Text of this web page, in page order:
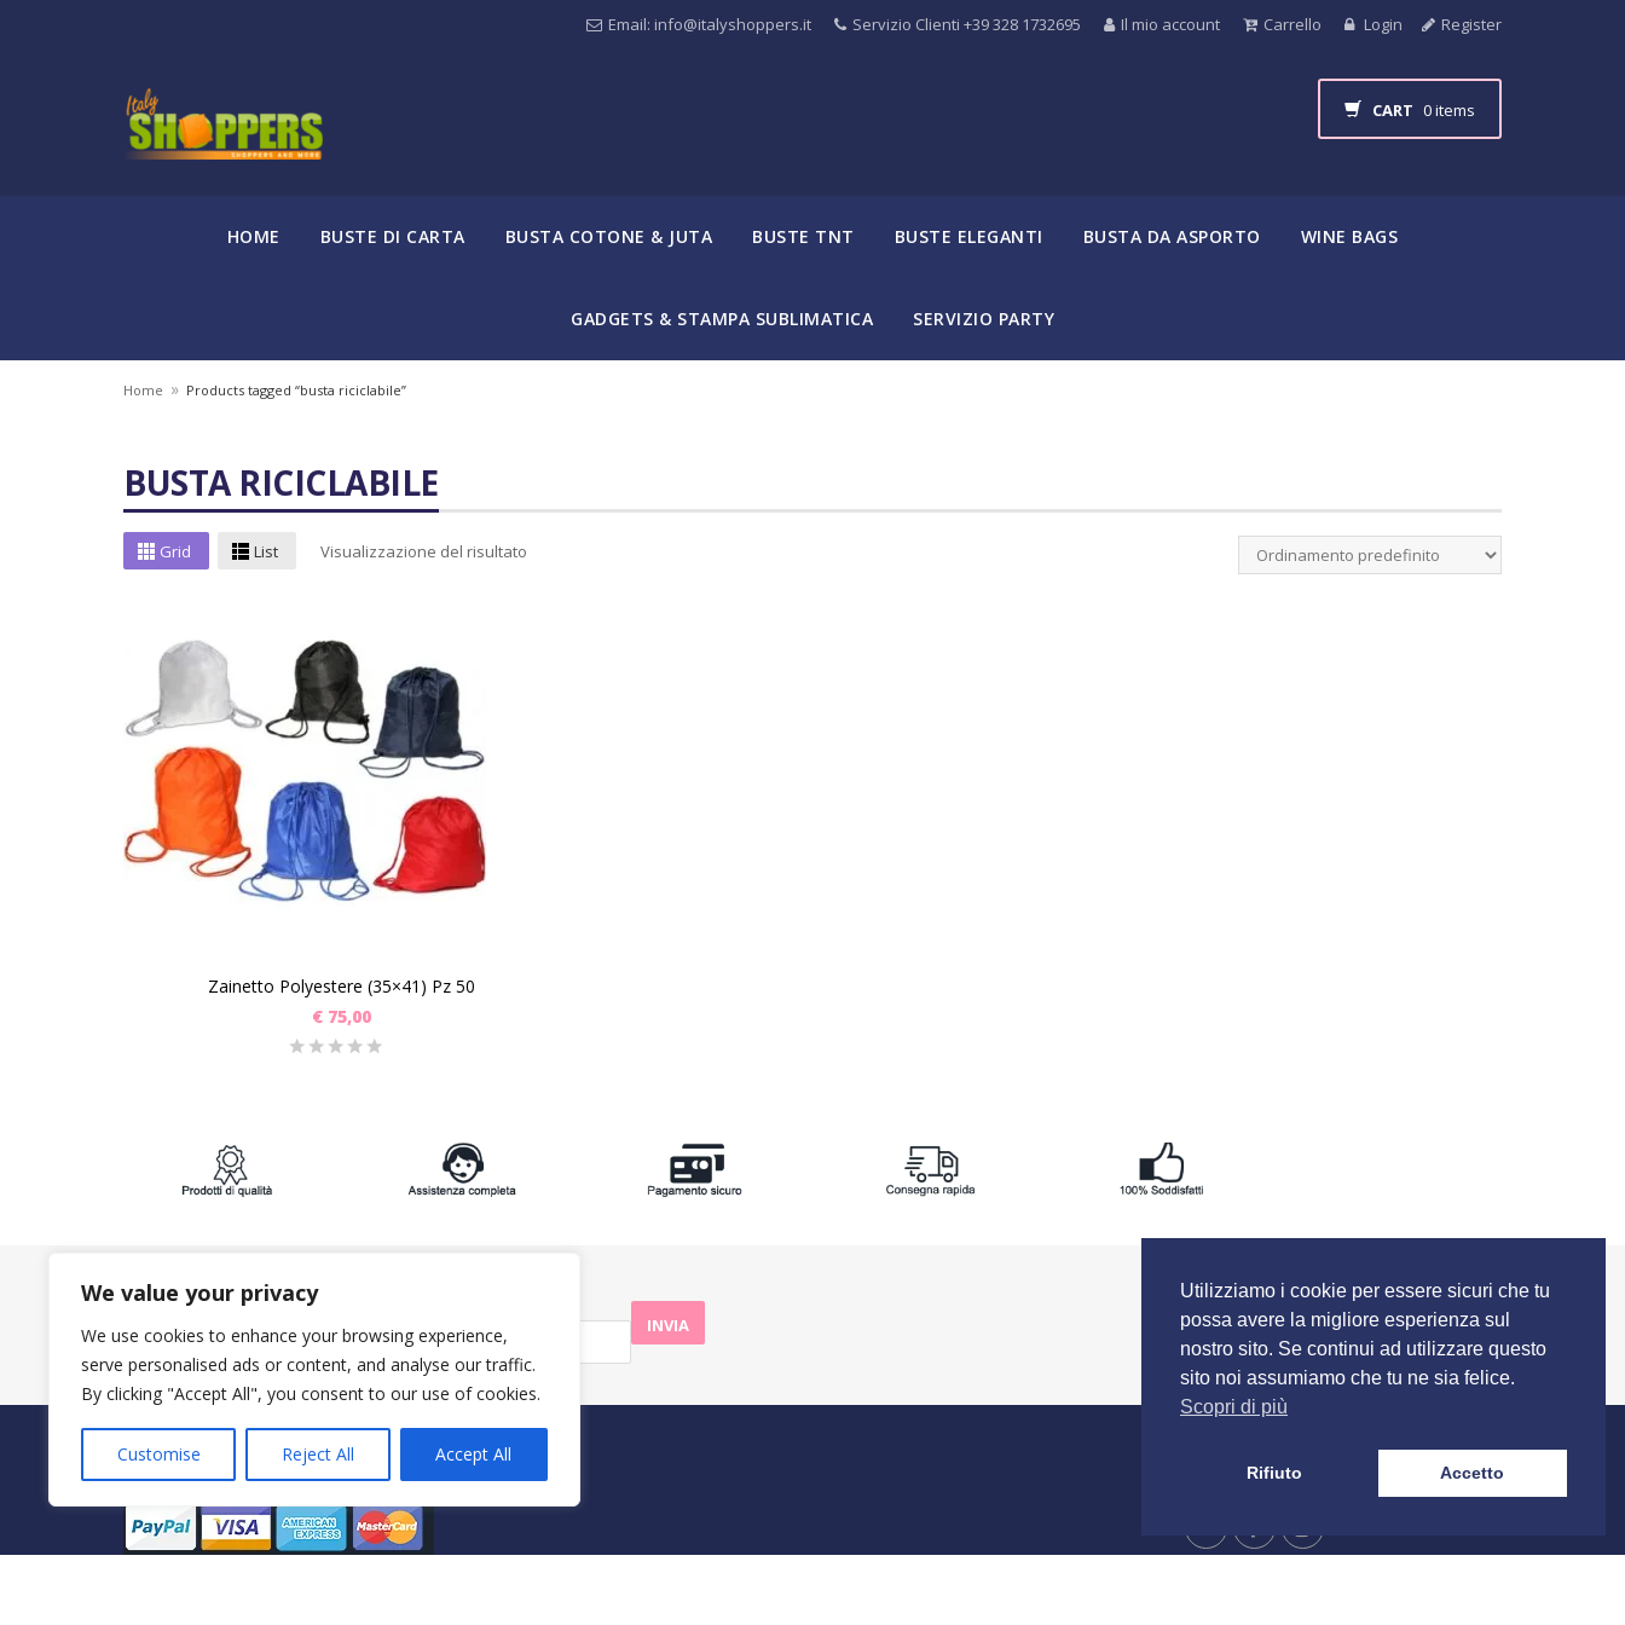
We value your privacy
We use cookies to enhance your browsing experience,
serve personalised ads or content, and analyse our traffic.
By clicking "Accept All", you consent to our use of cookies.
Customise Reject All Accept All
Email: info@italyshoppers.it Servizio Clienti +39 328 1732695 Il mio account Carrello Login Register
CART 0 items
HOME BUSTE DI CARTA BUSTA COTONE & JUTA BUSTE TNT BUSTE ELEGANTI BUSTA DA ASPORTO WINE BAGS
GADGETS & STAMPA SUBLIMATICA SERVIZIO PARTY
Home » Products tagged “busta riciclabile”
BUSTA RICICLABILE
Grid List Visualizzazione del risultato
Zainetto Polyestere (35×41) Pz 50
€75,00
ISCRIVITI ALLA NEWSLETTER:
PAGAMENTI SICURI CON
Utilizziamo i cookie per essere sicuri che tu
possa avere la migliore esperienza sul
nostro sito. Se continui ad utilizzare questo
sito noi assumiamo che tu ne sia felice.
Scopri di più
Rifiuto Accetto